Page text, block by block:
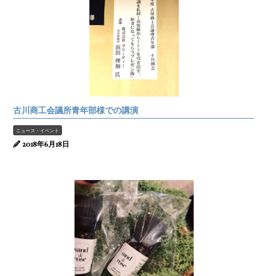
古川商工会議所青年部様での講演
ニュース・イベント
2018年6月18日